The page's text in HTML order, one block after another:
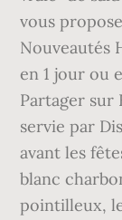
vous
Nouveautés
en 1 jour ou
Partager sur
servie par
avant les
blanc
pointilleux,